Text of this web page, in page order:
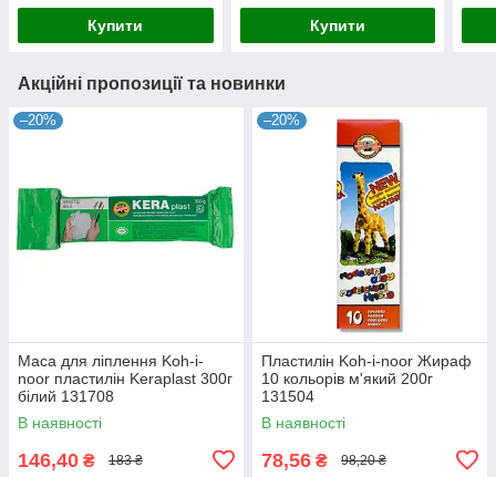
Купити Купити
Акційні пропозиції та новинки
–20%
Маса для ліплення Koh-i-
noor пластилін Keraplast 300г
білий 131708
В наявності
146,40 ₴ 183 ₴
–20%
Пластилін Koh-i-noor Жираф
10 кольорів м'який 200г
131504
В наявності
78,56 ₴ 98,20 ₴